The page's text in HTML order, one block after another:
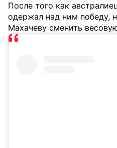
После того как
одержал над ним победу,
Махачеву сменить